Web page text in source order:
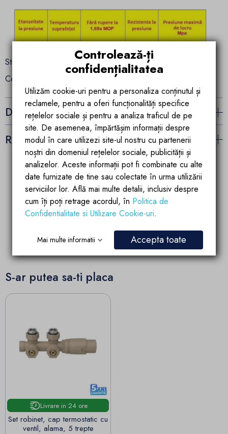
Standardul radiatoarelor noastre este de EN442.
Certificat ISO- ISO9001 si ISO14001.
Detalii ale produsului
Recenzii (5)
Garantia calitatii
Produsele brandului EGO
sunt fabricate dupa
ultimele tehnologii de
Parteneriate de
succes
Account manager
pregatit si dedicat
colaboratorilor
S-ar putea sa-ti placa
Livrare in 24 ore
Set robinet, cap termostatic cu
ventil, alama, 5 trepte
Controlează-ți
confidențialitatea
Utilizăm cookie-uri pentru a personaliza conținutul și
reclamele, pentru a oferi funcționalități specifice
rețelelor sociale și pentru a analiza traficul de pe
site. De asemenea, împărtășim informații despre
modul în care utilizezi site-ul nostru cu partenerii
noștri din domeniul rețelelor sociale, publicității și
analizelor. Aceste informații pot fi combinate cu alte
date furnizate de tine sau colectate în urma utilizării
serviciilor lor. Află mai multe detalii, inclusiv despre
cum îți poți retrage acordul, în Politica de
Confidentialitate si Utilizare Cookie-uri.
Mai multe informatii Accepta toate